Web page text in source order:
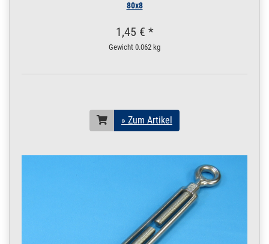
80x8
1,45 € *
Gewicht 0.062 kg
» Zum Artikel